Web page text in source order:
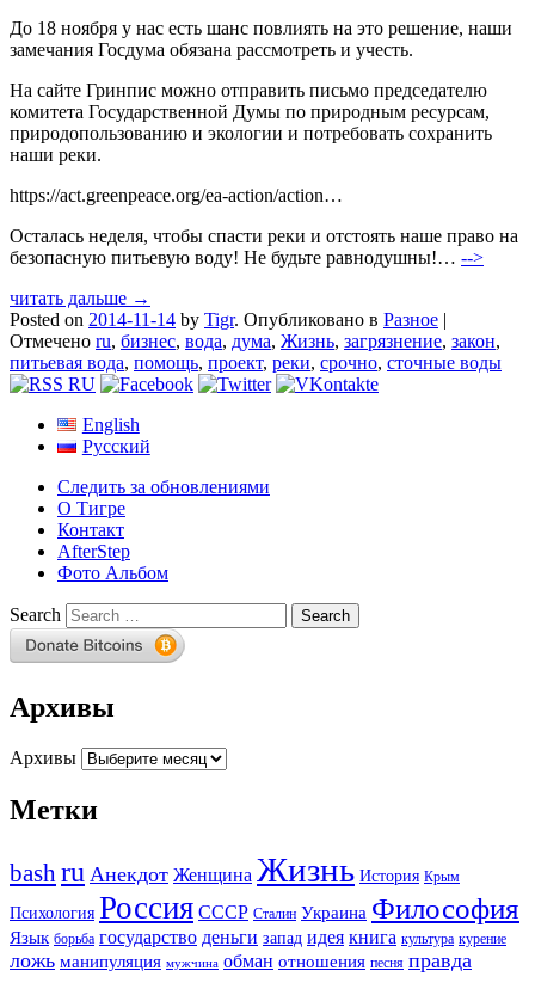
До 18 ноября у нас есть шанс повлиять на это решение, наши
замечания Госдума обязана рассмотреть и учесть.
На сайте Гринпис можно отправить письмо председателю
комитета Государственной Думы по природным ресурсам,
природопользованию и экологии и потребовать сохранить
наши реки.
https://act.greenpeace.org/ea-action/action…
Осталась неделя, чтобы спасти реки и отстоять наше право на
безопасную питьевую воду! Не будьте равнодушны!… -->
читать дальше →
Posted on 2014-11-14 by Tigr. Опубликовано в Разное |
Отмечено ru, бизнес, вода, дума, Жизнь, загрязнение, закон,
питьевая вода, помощь, проект, реки, срочно, сточные воды
English
Русский
Следить за обновлениями
О Тигре
Контакт
AfterStep
Фото Альбом
Search
Архивы
Архивы
Метки
bashru Анекдот Женщина Жизнь История Крым
Психология Россия СССР Сталин Украина Философия
Язык борьба государство деньги запад идея книга культура курение
ложь манипуляция мужчина обман отношения песня правда